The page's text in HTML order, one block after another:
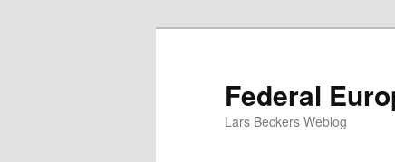
Federal
Lars Beckers Weblog